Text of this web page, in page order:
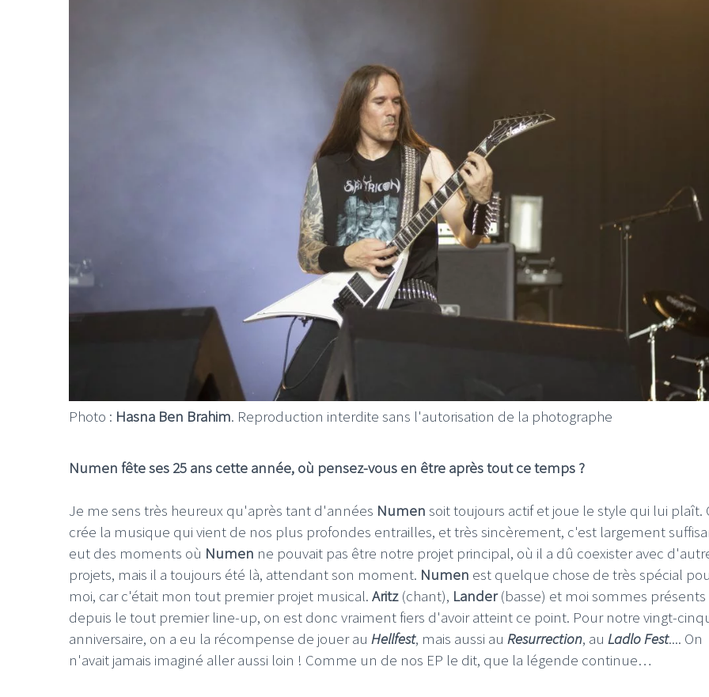
Photo : Hasna Ben Brahim. Reproduction interdite sans l'autorisation de la photographe
Numen fête ses 25 ans cette année, où pensez-vous en être après tout ce temps ?
Je me sens très heureux qu'après tant d'années Numen soit toujours actif et joue le style qui lui plaît.
crée la musique qui vient de nos plus profondes entrailles, et très sincèrement, c'est largement
eut des moments où Numen ne pouvait pas être notre projet principal, où il a dû coexister avec
projets, mais il a toujours été là, attendant son moment. Numen est quelque chose de très spécial
moi, car c'était mon tout premier projet musical. Aritz(chant), Lander(basse) et moi sommes présents
depuis le tout premier line-up, on est donc vraiment fiers d'avoir atteint ce point. Pour notre vingt-
anniversaire, on a eu la récompense de jouer au Hellfest, mais aussi au Resurrection, au Ladlo Fest.... On
n'avait jamais imaginé aller aussi loin ! Comme un de nos EP le dit, que la légende continue…